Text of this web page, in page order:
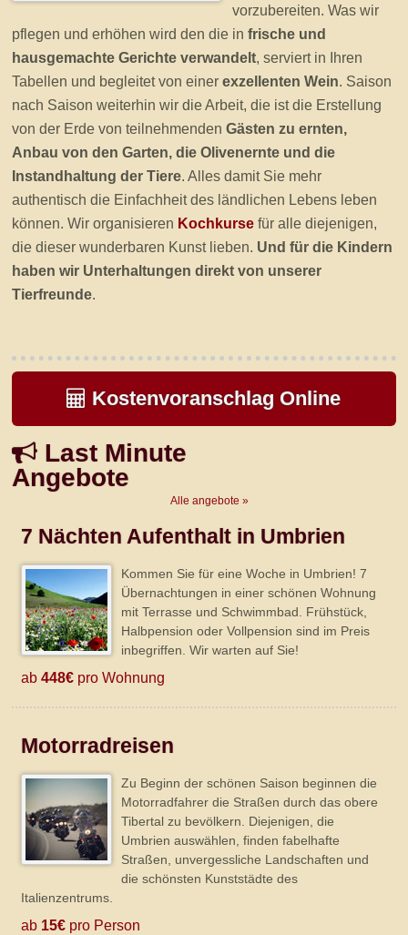
vorzubereiten. Was wir
pflegen und erhöhen wird den die infrische und
hausgemachte Gerichte verwandelt, serviert in Ihren
Tabellen und begleitet von einerexzellenten Wein. Saison
nach Saison weiterhin wir die Arbeit, die ist die Erstellung
von der Erde von teilnehmendenGästen zu ernten,
Anbau von den Garten, die Olivenernte und die
Instandhaltung der Tiere. Alles damit Sie mehr
authentisch die Einfachheit des ländlichen Lebens leben
können. Wir organisieren Kochkurse für alle diejenigen,
die dieser wunderbaren Kunst lieben. Und für die Kindern
haben wir Unterhaltungen direkt von unserer
Tierfreunde.
Kostenvoranschlag Online
Last Minute
Angebote
Alle angebote »
7 Nächten Aufenthalt in Umbrien
Kommen Sie für eine Woche in Umbrien! 7
Übernachtungen in einer schönen Wohnung
mit Terrasse und Schwimmbad. Frühstück,
Halbpension oder Vollpension sind im Preis
inbegriffen. Wir warten auf Sie!
ab448€ pro Wohnung
Motorradreisen
Zu Beginn der schönen Saison beginnen die
Motorradfahrer die Straßen durch das obere
Tibertal zu bevölkern. Diejenigen, die
Umbrien auswählen, finden fabelhafte
Straßen, unvergessliche Landschaften und
die schönsten Kunststädte des
Italienzentrums.
ab 15€ pro Person